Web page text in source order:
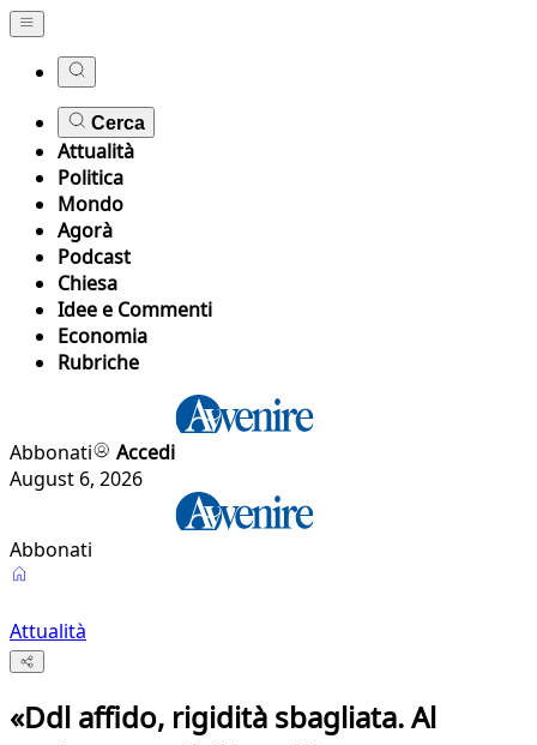
Cerca
Attualità
Politica
Mondo
Agorà
Podcast
Chiesa
Idee e Commenti
Economia
Rubriche
Abbonati
Accedi
August 6, 2026
Abbonati
Attualità
«Ddl affido, rigidità sbagliata. Al